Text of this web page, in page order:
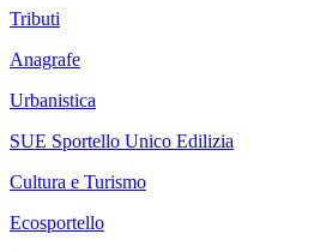
Tributi
Anagrafe
Urbanistica
SUE Sportello Unico Edilizia
Cultura e Turismo
Ecosportello